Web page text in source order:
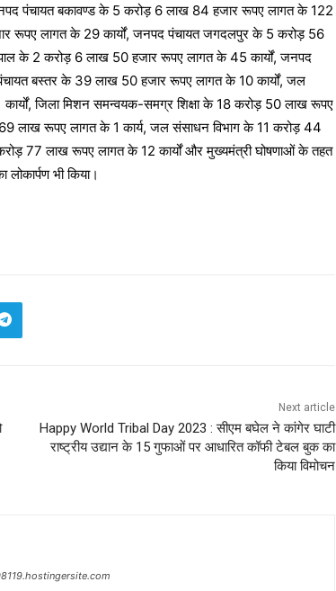
पंचायत बकावण्ड के 5 करोड़ 6 लाख 84 हजार रूपए लागत के 122
रूपए लागत के 29 कार्यों, जनपद पंचायत जगदलपुर के 5 करोड़ 56
के 2 करोड़ 6 लाख 50 हजार रूपए लागत के 45 कार्यों, जनपद
बस्तर के 39 लाख 50 हजार रूपए लागत के 10 कार्यों, जल
जिला मिशन समन्वयक-समग्र शिक्षा के 18 करोड़ 50 लाख रूपए
69 लाख रूपए लागत के 1 कार्य, जल संसाधन विभाग के 11 करोड़ 44
77 लाख रूपए लागत के 12 कार्यों और मुख्यमंत्री घोषणाओं के तहत
भी किया।
Next article
Happy World Tribal Day 2023 : सीएम बघेल ने कांगेर घाटी
राष्ट्रीय उद्यान के 15 गुफाओं पर आधारित कॉफी टेबल बुक का
किया विमोचन